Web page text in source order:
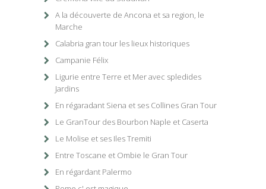
A la découverte de Ancona et sa region, le
Marche
Calabria gran tour les lieux historiques
Campanie Félix
Ligurie entre Terre et Mer avec spledides
Jardins
En régaradant Siena et ses Collines Gran Tour
Le GranTour des Bourbon Naple et Caserta
Le Molise et ses Iles Tremiti
Entre Toscane et Ombie le Gran Tour
En régardant Palermo